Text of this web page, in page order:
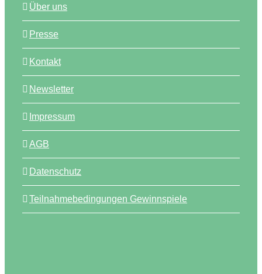
Über uns
Presse
Kontakt
Newsletter
Impressum
AGB
Datenschutz
Teilnahmebedingungen Gewinnspiele